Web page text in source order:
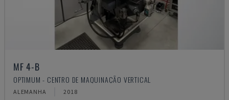
MF 4-B
OPTIMUM - CENTRO DE MAQUINAÇÃO VERTICAL
ALEMANHA 2018